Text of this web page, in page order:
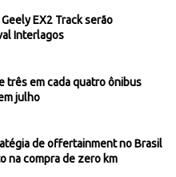
EX2 Track serão
Interlagos
três em cada quatro ônibus
julho
de offertainment no Brasil
na compra de zero km